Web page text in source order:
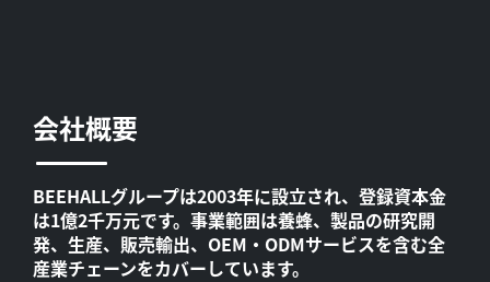
会社概要
BEEHALLグループは2003年に設立され、登録資本金
は1億2千万元です。事業範囲は養蜂、製品の研究開
発、生産、販売輸出、OEM・ODMサービスを含む全
産業チェーンをカバーしています。